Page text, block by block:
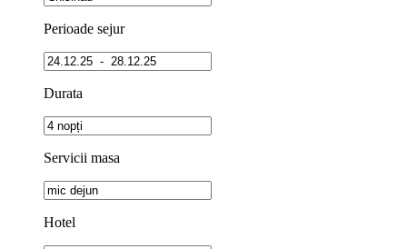
Perioade sejur
Durata
Servicii masa
Hotel